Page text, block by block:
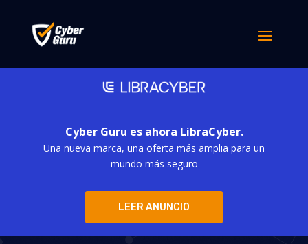
Cyber Guru es ahora LibraCyber.
Una nueva marca, una oferta más amplia para un
mundo más seguro
LEER ANUNCIO
La Unión
Europea legisla
la IA